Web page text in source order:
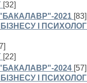
[32]
2021 [83]
І
[22]
2024 [57]
І